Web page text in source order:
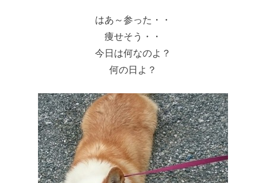
はあ～参った・・
痩せそう・・
今日は何なのよ？
何の日よ？